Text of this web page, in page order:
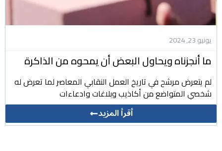
يونيو 23, 2024
ما أنجزناه ويحاول البعض أن يمحوه من الذاكرة
لم يتعرض مرشح في تاريخ العمل النقابي المعاصر لما تعرض له
شخصي المتواضع من أكاذيب وبلاغات وادعاءات
أقرأ المزيد